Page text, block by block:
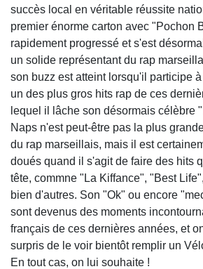
succès local en véritable réussite
premier énorme carton avec "Pochon
rapidement progressé et s'est
un solide représentant du rap
son buzz est atteint lorsqu'il participe
un des plus gros hits rap de ces
lequel il lâche son désormais célèbre
Naps n'est peut-être pas la plus
du rap marseillais, mais il est
doués quand il s'agit de faire des hits
tête, commne "La Kiffance", "Best
bien d'autres. Son "Ok" ou encore
sont devenus des moments
français de ces dernières années, et
surpris de le voir bientôt remplir un
En tout cas, on lui souhaite !